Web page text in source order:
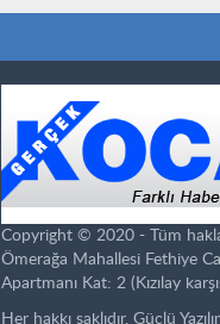
Copyright © 2020 - Tüm
Ömerağa Mahallesi Fethiye
Apartmanı Kat: 2 (Kızılay
Her hakkı saklıdır. Güçlü